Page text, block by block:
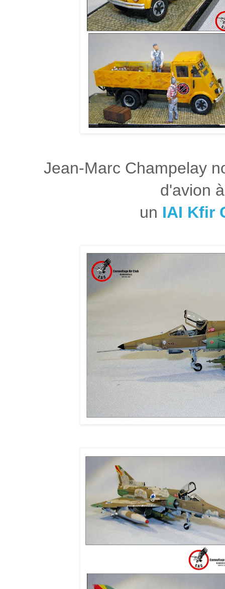
Jean-Marc Champelay
d'avion
un IAI Kfir